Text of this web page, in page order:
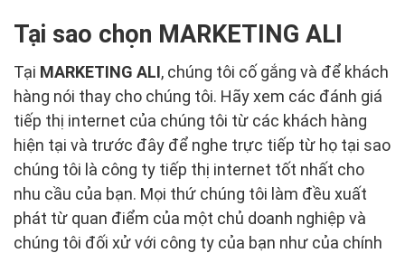
Tại sao chọn MARKETING ALI
Tại MARKETING ALI, chúng tôi cố gắng và để khách
hàng nói thay cho chúng tôi. Hãy xem các đánh giá
tiếp thị internet của chúng tôi từ các khách hàng
hiện tại và trước đây để nghe trực tiếp từ họ tại sao
chúng tôi là công ty tiếp thị internet tốt nhất cho
nhu cầu của bạn. Mọi thứ chúng tôi làm đều xuất
phát từ quan điểm của một chủ doanh nghiệp và
chúng tôi đối xử với công ty của bạn như của chính